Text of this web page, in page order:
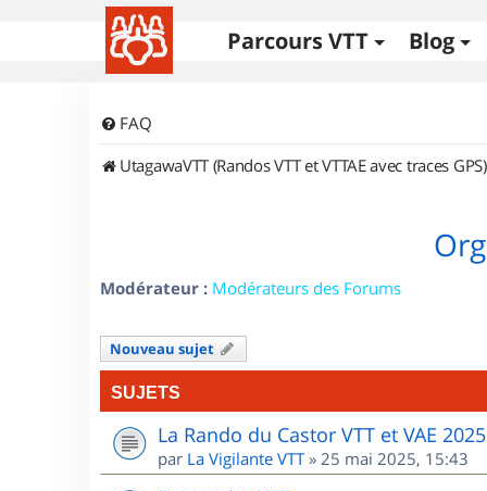
Parcours VTT Blog
FAQ
UtagawaVTT (Randos VTT et VTTAE avec traces GPS)
Modérateur : Modérateurs des Forums
Nouveau sujet
SUJETS
La Rando du Castor VTT et VAE 2025
par La Vigilante VTT» 25 mai 2025, 15:43